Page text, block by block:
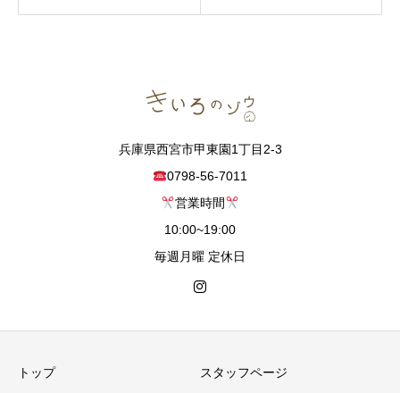
兵庫県西宮市甲東園1丁目2-3
0798-56-7011
営業時間
10:00~19:00
毎週月曜 定休日
トップ スタッフページ